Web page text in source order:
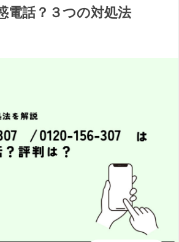
電話？３つの対処法